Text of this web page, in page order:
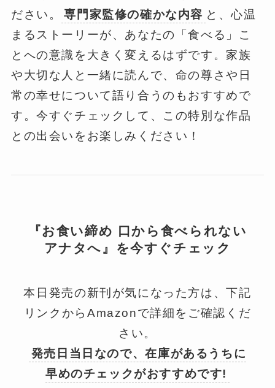
ださい。
専門家監修の確かな内容 と、心温
まるストーリーが、あなたの「食べる」こ
とへの意識を大きく変えるはずです。家族
や大切な人と一緒に読んで、命の尊さや日
常の幸せについて語り合うのもおすすめで
す。今すぐチェックして、この特別な作品
との出会いをお楽しみください！
『お食い締め 口から食べられない
アナタへ』を今すぐチェック
本日発売の新刊が気になった方は、下記
リンクからAmazonで詳細をご確認くだ
さい。
発売日当日なので、在庫があるうちに
早めのチェックがおすすめです!